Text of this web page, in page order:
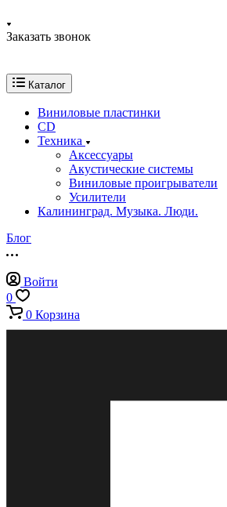
Заказать звонок
Каталог
Виниловые пластинки
CD
Техника
Аксессуары
Акустические системы
Виниловые проигрыватели
Усилители
Калининград. Музыка. Люди.
Блог
Войти
0
0 Корзина